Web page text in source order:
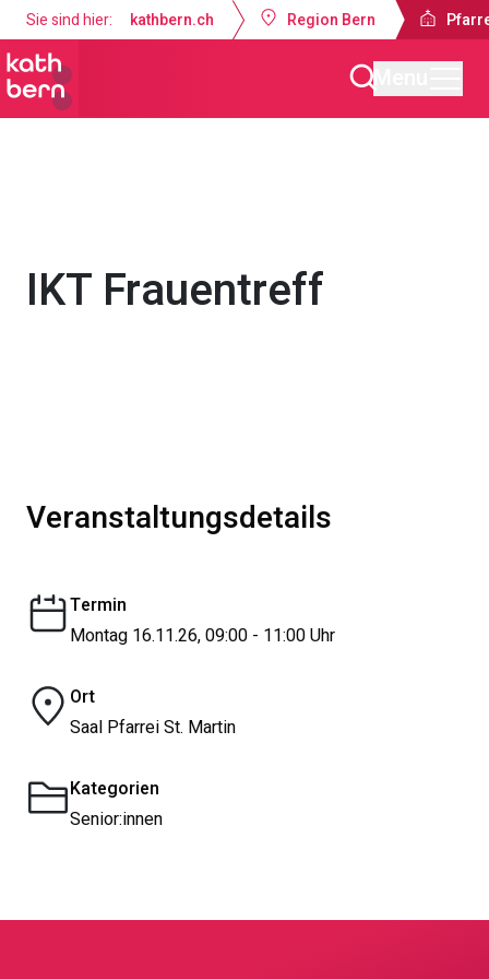
Sie sind hier: kathbern.ch Region Bern
IKT Frauentreff
Veranstaltungsdetails
Termin
Montag 16.11.26, 09:00 - 11:00 Uhr
Ort
Saal Pfarrei St. Martin
Kategorien
Senior:innen